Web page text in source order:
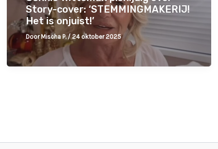
Story-cover: ‘STEMMINGMAKERIJ!
Het is onjuist!’
Door Mischa P. /24 oktober 2025